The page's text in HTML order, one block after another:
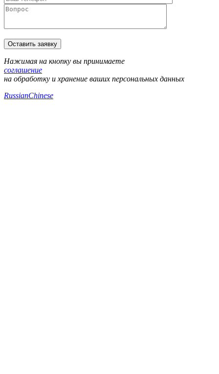
Нажимая на кнопку вы принимаете
соглашение
на обработку и хранение ваших персональных данных
RussianChinese